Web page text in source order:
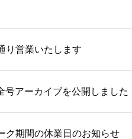
り営業いたします
号アーカイブを公開しました
ク期間の休業日のお知らせ